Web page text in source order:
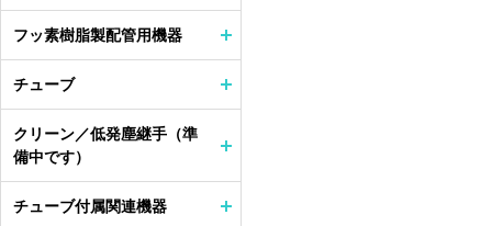
フッ素樹脂製配管用機器
チューブ
クリーン／低発塵継手（準
備中です）
チューブ付属関連機器